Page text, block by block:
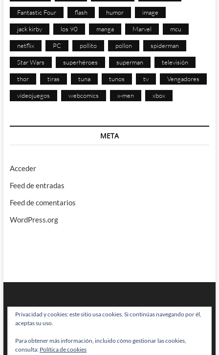
Fantastic Four flash humor image
jack kirby los 90 manga Marvel mcu
netflix PC pollito pollon spiderman
Star Wars superhéroes superman televisión
thor tiras tuna tunos tv Vengadores
videojuegos webcomics x-men xbox
META
Acceder
Feed de entradas
Feed de comentarios
WordPress.org
BRAINSTOMPING| Diseñado por:Theme Freesia|WordPress| © Todos
los derechos reservados
Privacidad y cookies: este sitio usa cookies. Si continúas navegando por él,
aceptas su uso.
Para obtener más información, incluido cómo gestionar las cookies,
consulta: Política de cookies